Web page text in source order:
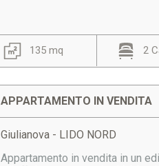
135 mq 2
APPARTAMENTO IN VENDITA
Giulianova - LIDO NORD
Appartamento in vendita in un